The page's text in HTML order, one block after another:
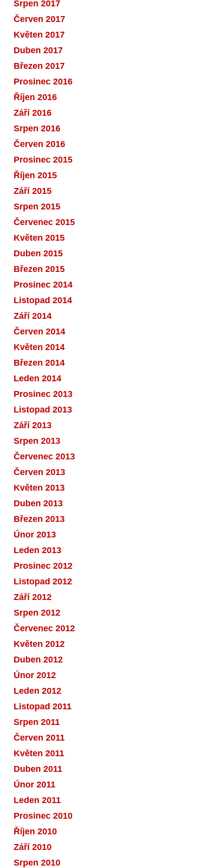
Srpen 2017
Červen 2017
Květen 2017
Duben 2017
Březen 2017
Prosinec 2016
Říjen 2016
Září 2016
Srpen 2016
Červen 2016
Prosinec 2015
Říjen 2015
Září 2015
Srpen 2015
Červenec 2015
Květen 2015
Duben 2015
Březen 2015
Prosinec 2014
Listopad 2014
Září 2014
Červen 2014
Květen 2014
Březen 2014
Leden 2014
Prosinec 2013
Listopad 2013
Září 2013
Srpen 2013
Červenec 2013
Červen 2013
Květen 2013
Duben 2013
Březen 2013
Únor 2013
Leden 2013
Prosinec 2012
Listopad 2012
Září 2012
Srpen 2012
Červenec 2012
Květen 2012
Duben 2012
Únor 2012
Leden 2012
Listopad 2011
Srpen 2011
Červen 2011
Květen 2011
Duben 2011
Únor 2011
Leden 2011
Prosinec 2010
Říjen 2010
Září 2010
Srpen 2010